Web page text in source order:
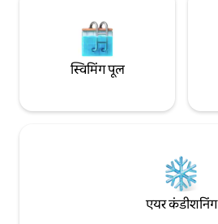
स्विमिंग पूल
एयर कंडीशनिंग